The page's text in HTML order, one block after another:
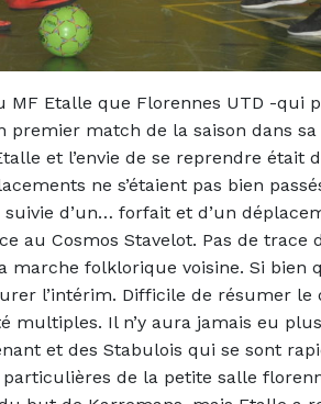
MF Etalle que Florennes UTD -qui
premier match de la saison dans sa
et l’envie de se reprendre était
ne s’étaient pas bien
suivie d’un… forfait et d’un
au Cosmos Stavelot. Pas de trace
marche folklorique voisine. Si bien
l’intérim. Difficile de résumer
multiples. Il n’y aura jamais eu
et des Stabulois qui se sont
de la petite salle